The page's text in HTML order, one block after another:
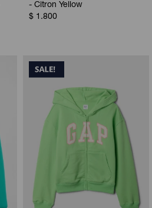
- Citron Yellow
$ 1.800